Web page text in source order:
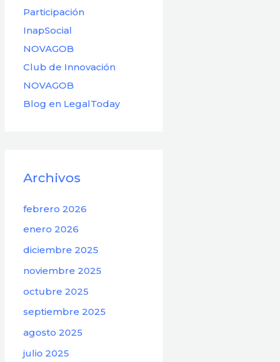
Participación
InapSocial
NOVAGOB
Club de Innovación
NOVAGOB
Blog en LegalToday
Archivos
febrero 2026
enero 2026
diciembre 2025
noviembre 2025
octubre 2025
septiembre 2025
agosto 2025
julio 2025